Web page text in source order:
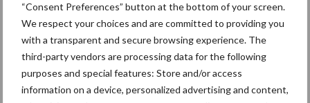
“Consent Preferences” button at the bottom of your screen.
We respect your choices and are committed to providing you
with a transparent and secure browsing experience. The
third-party vendors are processing data for the following
purposes and special features: Store and/or access
information on a device, personalized advertising and content,
Primaire
Sidebar
Recent nieuws Partner nieuws
6 aug
"Hoge verwachtingen van schijven